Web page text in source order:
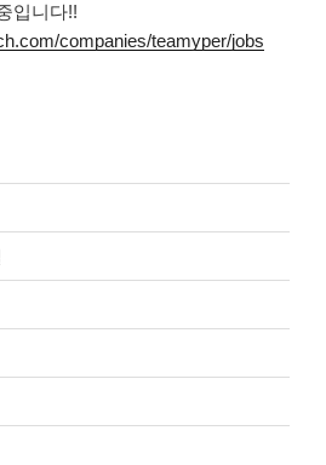
입니다!!
companies/teamyper/jobs